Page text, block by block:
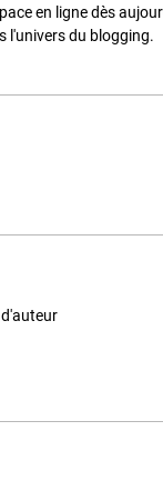
en ligne dès
l'univers du blogging.